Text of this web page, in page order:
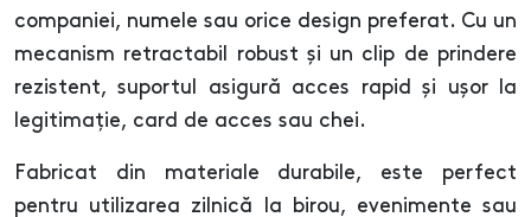
companiei, numele sau orice design preferat. Cu un
mecanism retractabil robust și un clip de prindere
rezistent, suportul asigură acces rapid și ușor la
legitimație, card de acces sau chei.
Fabricat din materiale durabile, este perfect
pentru utilizarea zilnică la birou, evenimente sau